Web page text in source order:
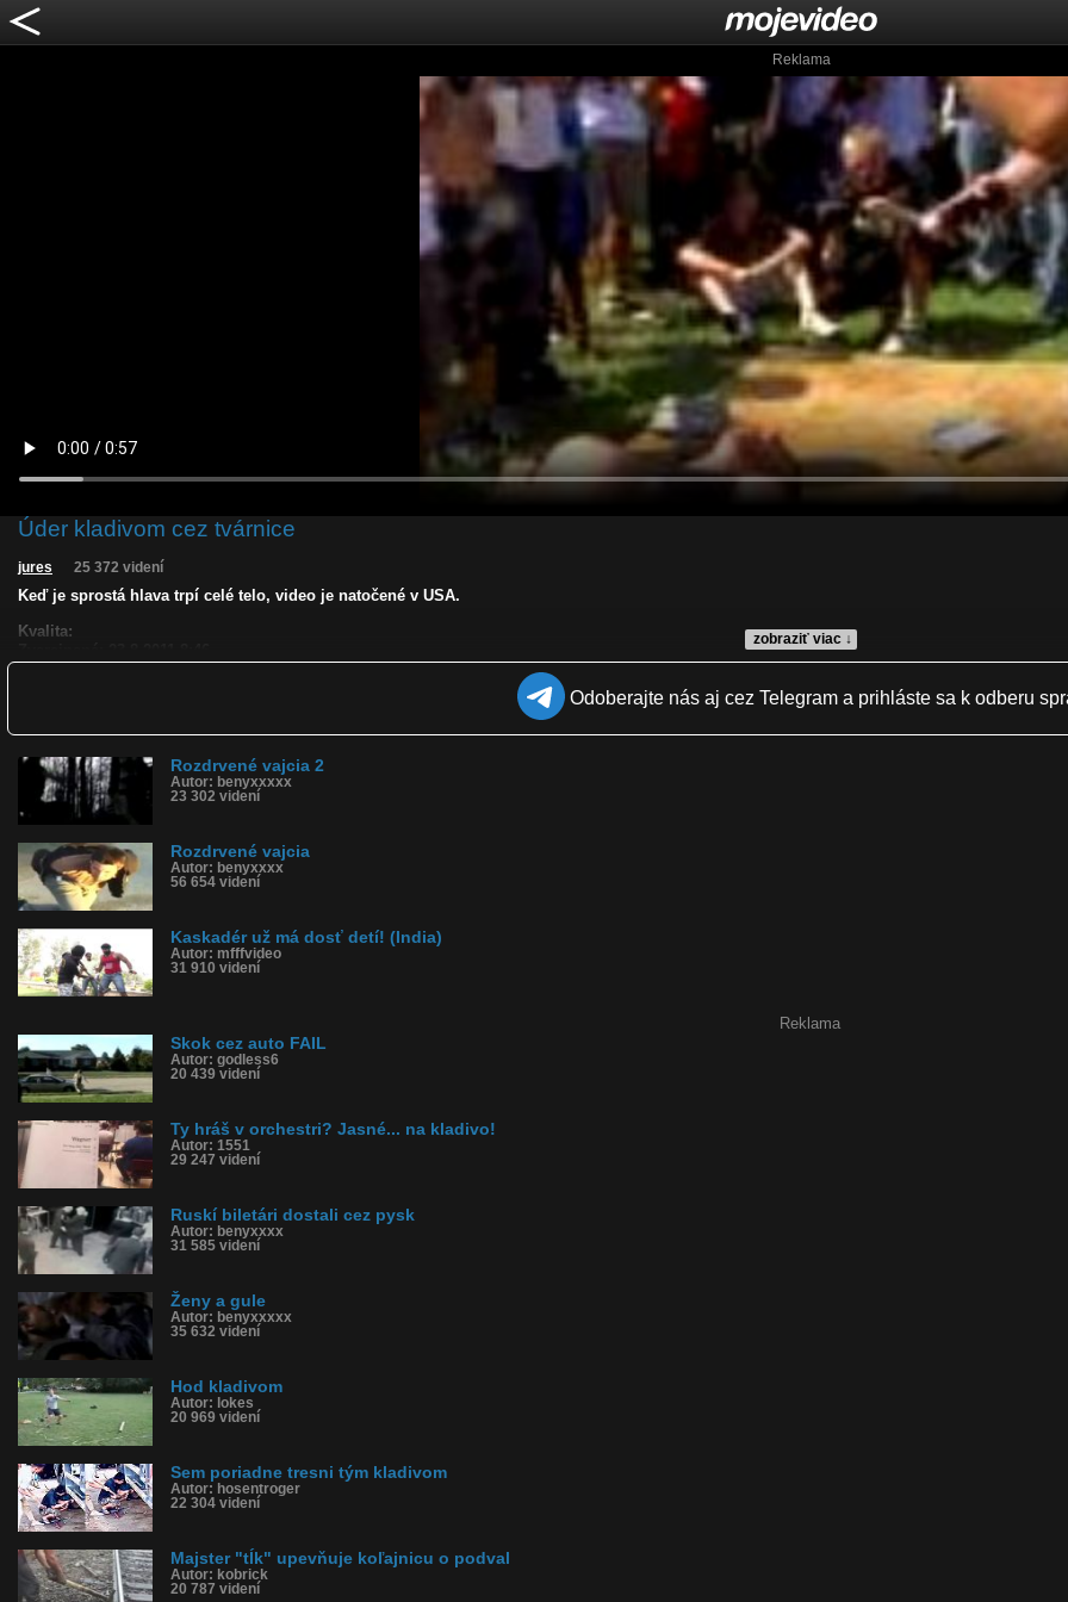
Reklama
Úder kladivom cez tvárnice
zobraziť viac ↓
jures 25 372 videní
Keď je sprostá hlava trpí celé telo, video je natočené v USA.
Kvalita:
Tagy: usa, amerika, rana, rozdrvene, vajcia, magor, omeleta, praženica
História sledovanosti videa:
Odoberajte nás aj cez Telegram a prihláste sa k odberu
Rozdrvené vajcia 2
Autor: benyxxxxx
23 302 videní
Rozdrvené vajcia
Autor: benyxxxx
56 654 videní
Kaskadér už má dosť detí! (India)
Autor: mfffvideo
31 910 videní
Reklama
Skok cez auto FAIL
Autor: godless6
20 439 videní
Ty hráš v orchestri? Jasné... na kladivo!
Autor: 1551
29 247 videní
Ruskí biletári dostali cez pysk
Autor: benyxxxx
31 585 videní
Ženy a gule
Autor: benyxxxxx
35 632 videní
Hod kladivom
Autor: lokes
20 969 videní
Sem poriadne tresni tým kladivom
Autor: hosentroger
22 304 videní
Majster "tĺk" upevňuje koľajnicu o podval
Autor: kobrick
20 787 videní